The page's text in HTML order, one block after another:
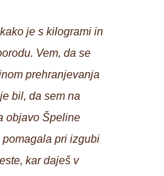
je s kilogrami in
Vem, da se
prehranjevanja
bil, da sem na
objavo Špeline
pri izgubi
kar daješ v